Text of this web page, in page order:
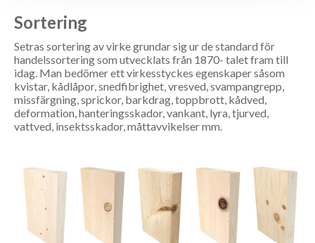
Sortering
Setras sortering av virke grundar sig ur de standard för
handelssortering som utvecklats från 1870- talet fram till
idag. Man bedömer ett virkesstyckes egenskaper såsom
kvistar, kådlåpor, snedfibrighet, vresved, svampangrepp,
missfärgning, sprickor, barkdrag, toppbrott, kådved,
deformation, hanteringsskador, vankant, lyra, tjurved,
vattved, insektsskador, måttavvikelser mm.